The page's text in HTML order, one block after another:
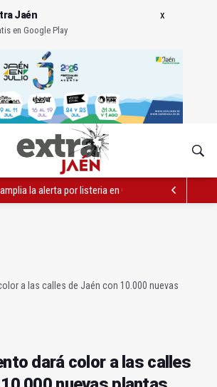
Jaén
en Google Play
se suma al Avanza Jaén Paraíso Interior
a las calles de Jaén con 10.000 nuevas
dará color a las calles